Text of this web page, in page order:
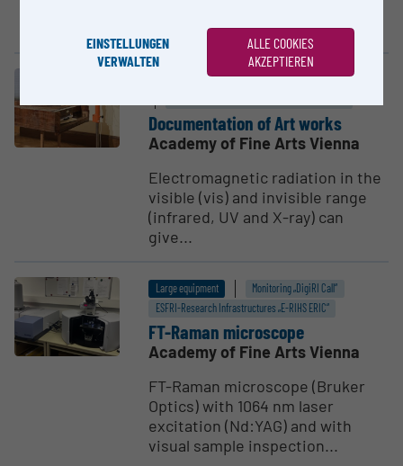
high-end Raman system...
Other research infrastructure
Documen­tation of Art works
Academy of Fine Arts Vienna
Electromagnetic radiation in the
visible (vis) and invisible range
(infrared, UV and X-ray) can
give...
Large equipment
Monitoring „DigiRI Call“
ESFRI-Research Infrastructures „E-RIHS ERIC“
FT-Raman micro­scope
Academy of Fine Arts Vienna
FT-Raman microscope (Bruker
Optics) with 1064 nm laser
excitation (Nd:YAG) and with
visual sample inspection...
EINSTELLUNGEN
VERWALTEN
ALLE COOKIES
AKZEPTIEREN